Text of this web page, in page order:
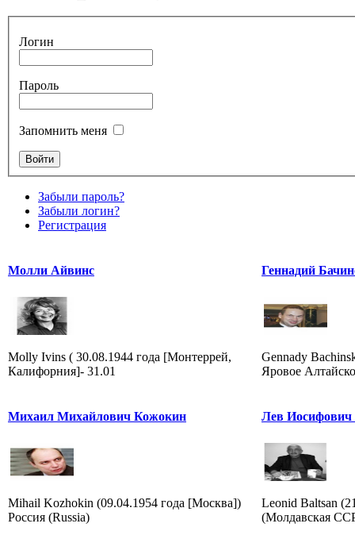
Логин
Пароль
Запомнить меня
Забыли пароль?
Забыли логин?
Регистрация
Молли Айвинс
Molly Ivins ( 30.08.1944 года [Монтеррей,
Калифорния]- 31.01
Геннадий
Gennady
Яровое
Михаил Михайлович Кожокин
Mihail Kozhokin (09.04.1954 года [Москва])
Россия (Russia)
Лев Иосифович
Leonid Baltsan
(Молдавская